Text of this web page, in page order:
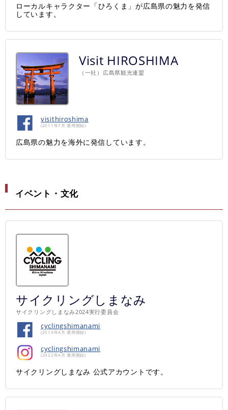
ローカルキャラクター「ひろくま」が広島県の魅力を発信
しています。
Visit HIROSHIMA
（一社）広島県観光連盟
visithiroshima
(2011年7月 運用開始)
広島県の魅力を海外に発信しています。
イベント・文化
サイクリングしまなみ
サイクリングしまなみ2024実行委員会
cyclingshimanami
(2014年4月 運用開始)
cyclingshimanami
(2022年4月 運用開始)
サイクリングしまなみ 公式アカウントです。